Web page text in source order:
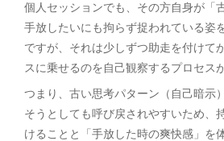
個人セッションでも、その方自身が「
手放したいにも拘らず捉われている姿
ですが、それは少しずつ助走を付けて
スに乗せるのを自己観察するプロセス
つまり、古い思考パターン（自己暗示
そうとしても呼び戻されやすいため、
けることと「手放した時の爽快感」を